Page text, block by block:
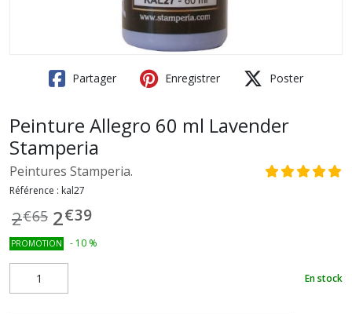
Partager Enregistrer Poster
Peinture Allegro 60 ml Lavender
Stamperia
Peintures Stamperia.
Référence : kal27
2€65 2€39
PROMOTION - 10 %
En stock